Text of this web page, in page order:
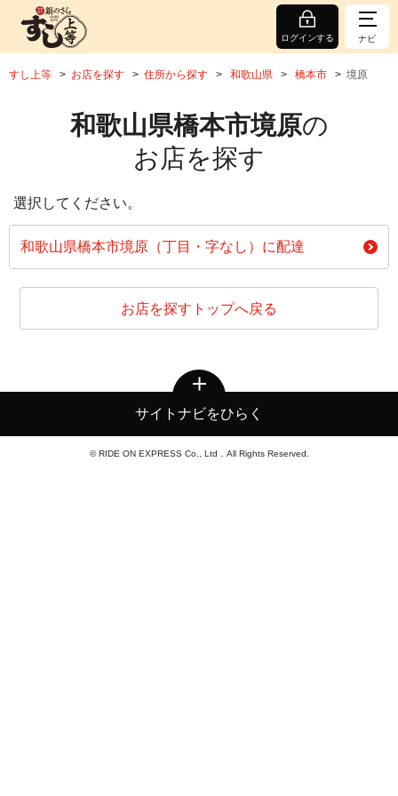
ログインする ナビ
すし上等 お店を探す 住所から探す 和歌山県 橋本市 境原
和歌山県橋本市境原の
お店を探す
選択してください。
和歌山県橋本市境原（丁目・字なし）に配達
お店を探すトップへ戻る
サイトナビをひらく
© RIDE ON EXPRESS Co., Ltd．All Rights Reserved.